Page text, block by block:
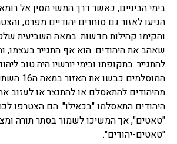
בימי הביניים, כאשר דרך המשי מסין אל רומא
הגיעו לאזור גם סוחרים יהודיים מפרס,
והקימו קהילות חדשות. במאה השביעית שלט
שאהב את היהודים. הוא אף התגייר בעצמו,
להתגייר. בתקופתו ובימי יורשיו היה טוב
המוסלמים כבשו את
מהיהודים להתאסלם או להתנצר או לעזוב את
היהודים התאסלמו "בכאילו". הם הצטרפו
"טאטים", אך המשיכו לשמור בסתר תורה
"טאטים-יהודים".